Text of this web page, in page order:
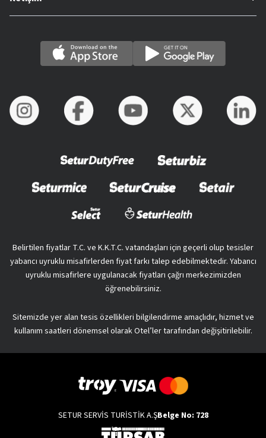
Belirtilen fiyatlar T.C. ve K.K.T.C. vatandaşları için geçerli olup tesisler
yabancı uyruklu misafirlerden fiyat farkı talep edebilmektedir. Yabancı
uyruklu misafirlere uygulanacak fiyatları çağrı merkezimizden
öğrenebilirsiniz.
Sitemizde yer alan tesis özellikleri bilgilendirme amaçlıdır, hizmet ve
kullanım saatleri dönemsel olarak Otel’ler tarafından değişitirilebilir.
SETUR SERVİS TURİSTİK A.ŞBelge No: 728